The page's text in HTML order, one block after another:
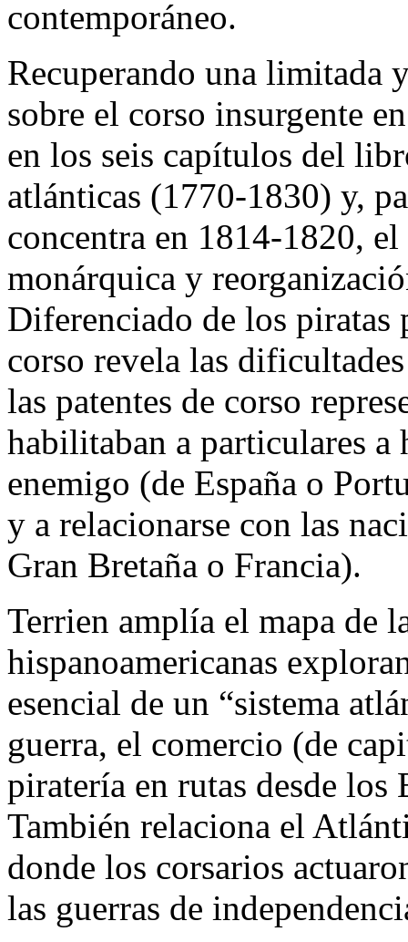
contemporáneo.
Recuperando una limitada
sobre el corso insurgente
en los seis capítulos del
atlánticas (1770-1830) y,
concentra en 1814-1820,
monárquica y
Diferenciado de los
corso revela las
las patentes de corso
habilitaban a particulares a
enemigo (de España o
y a relacionarse con las
Gran Bretaña o Francia).
Terrien amplía el mapa de
hispanoamericanas
esencial de un “sistema
guerra, el comercio (de
piratería en rutas desde
También relaciona el
donde los corsarios
las guerras de